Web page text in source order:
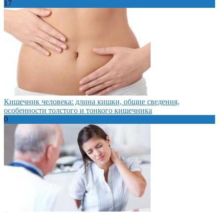
17
Кишечник человека: длина кишки, общие сведения,
особенности толстого и тонкого кишечника
0